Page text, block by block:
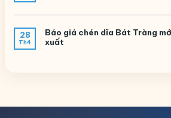
28
Th4
Báo giá chén dĩa Bát Tràng
xuất